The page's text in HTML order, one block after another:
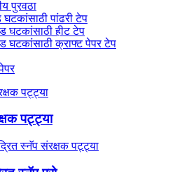
पुरवठा
पांढरी टेप
घटकांसाठी हीट टेप
घटकांसाठी क्राफ्ट पेपर टेप
पट्ट्या